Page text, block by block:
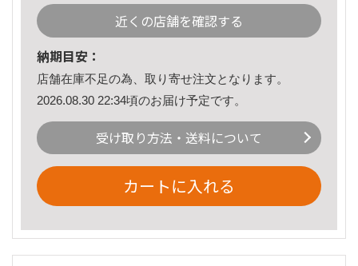
近くの店舗を確認する
納期目安：
店舗在庫不足の為、取り寄せ注文となります。
2026.08.30 22:34頃のお届け予定です。
受け取り方法・送料について
カートに入れる